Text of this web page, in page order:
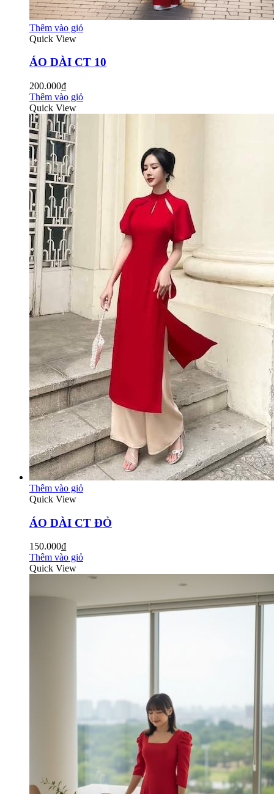
Thêm vào giỏ
Quick View
ÁO DÀI CT 10
200.000₫
Thêm vào giỏ
Quick View
Thêm vào giỏ
Quick View
ÁO DÀI CT ĐỎ
150.000₫
Thêm vào giỏ
Quick View